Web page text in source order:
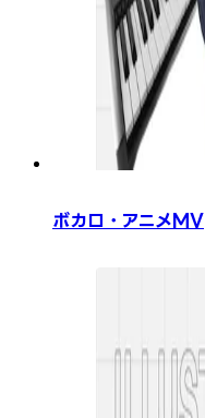
ボカロ・アニメMV